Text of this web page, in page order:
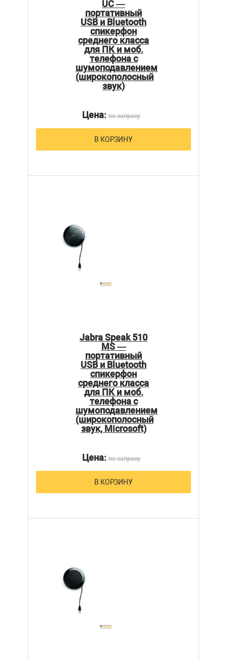
UC —
портативный
USB и Bluetooth
спикерфон
среднего класса
для ПК и моб.
телефона с
шумоподавлением
(широкополосный
звук)
Цена:по запросу
В КОРЗИНУ
Jabra Speak 510
MS —
портативный
USB и Bluetooth
спикерфон
среднего класса
для ПК и моб.
телефона с
шумоподавлением
(широкополосный
звук, Microsoft)
Цена:по запросу
В КОРЗИНУ